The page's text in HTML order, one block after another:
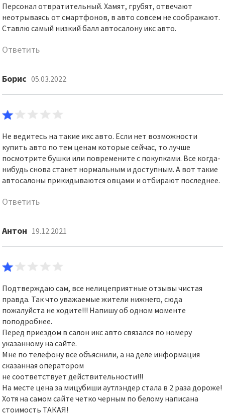
Персонал отвратительный. Хамят, грубят, отвечают
неотрываясь от смартфонов, в авто совсем не соображают.
Ставлю самый низкий балл автосалону икс авто.
Ответить
Борис 05.03.2022
Не ведитесь на такие икс авто. Если нет возможности
купить авто по тем ценам которые сейчас, то лучше
посмотрите бушки или повремените с покупками. Все когда-
нибудь снова станет нормальным и доступным. А вот такие
автосалоны прикидываются овцами и отбирают последнее.
Ответить
Антон 19.12.2021
Подтверждаю сам, все нелицеприятные отзывы чистая
правда. Так что уважаемые жители нижнего, сюда
пожалуйста не ходите!!! Напишу об одном моменте
поподробнее.
Перед приездом в салон икс авто связался по номеру
указанному на сайте.
Мне по телефону все объяснили, а на деле информация
сказанная оператором
не соответствует действительности!!!
На месте цена за мицубиши аутлэндер стала в 2 раза дороже!
Хотя на самом сайте четко черным по белому написана
стоимость ТАКАЯ!